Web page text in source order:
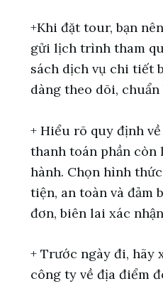
+Khi đặt tour, bạn
gửi lịch trình tham
sách dịch vụ chi tiết
dàng theo dõi, chuẩn
+ Hiểu rõ quy định
thanh toán phần
hành. Chọn hình
tiện, an toàn và đảm
đơn, biên lai xác
+ Trước ngày đi, hãy
công ty về địa điểm